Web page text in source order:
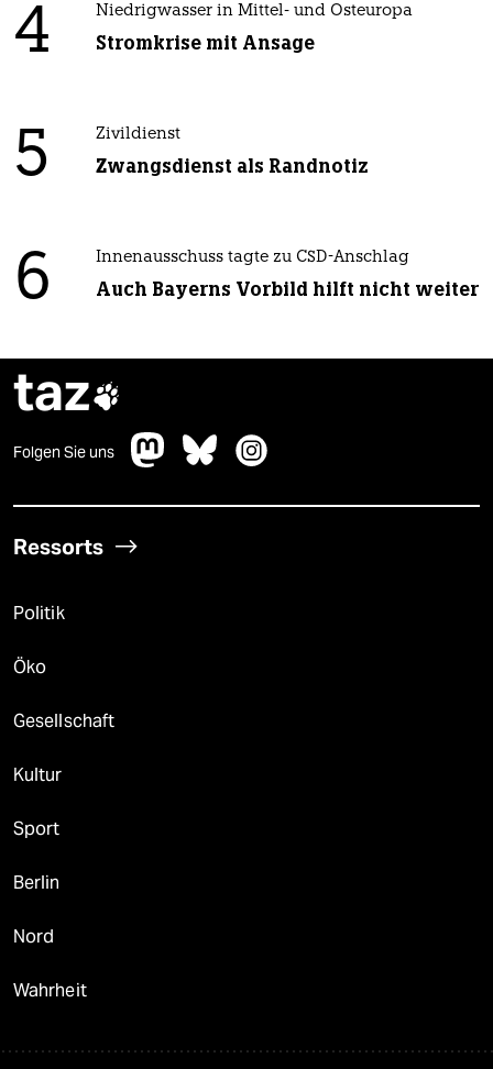
4 Niedrigwasser in Mittel- und Osteuropa
Stromkrise mit Ansage
5 Zivildienst
Zwangsdienst als Randnotiz
6 Innenausschuss tagte zu CSD-Anschlag
Auch Bayerns Vorbild hilft nicht weiter
taz
Folgen Sie uns
Ressorts
Politik
Öko
Gesellschaft
Kultur
Sport
Berlin
Nord
Wahrheit